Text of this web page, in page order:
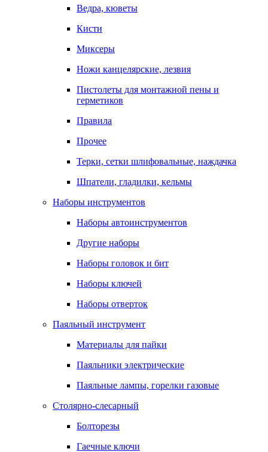
Ведра, кюветы
Кисти
Миксеры
Ножи канцелярские, лезвия
Пистолеты для монтажной пены и
герметиков
Правила
Прочее
Терки, сетки шлифовальные, наждачка
Шпатели, гладилки, кельмы
Наборы инструментов
Наборы автоинструментов
Другие наборы
Наборы головок и бит
Наборы ключей
Наборы отверток
Паяльный инструмент
Материалы для пайки
Паяльники электрические
Паяльные лампы, горелки газовые
Столярно-слесарный
Болторезы
Гаечные ключи